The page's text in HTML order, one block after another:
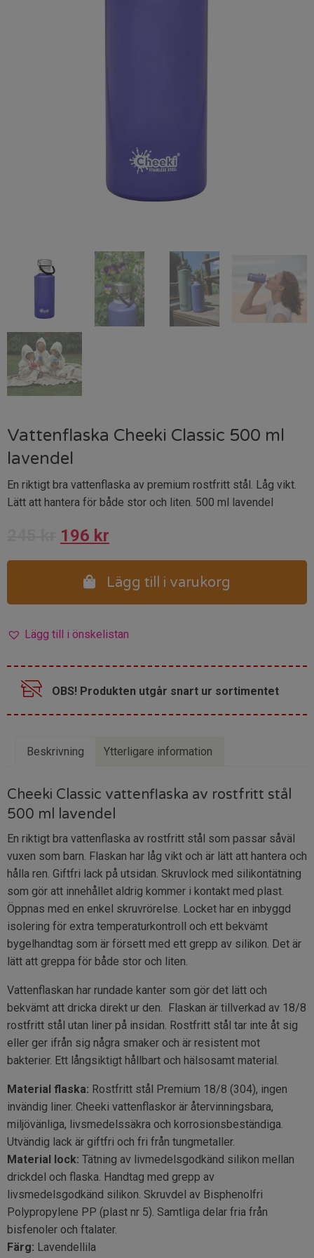
Vattenflaska Cheeki Classic 500 ml
lavendel
En riktigt bra vattenflaska av premium rostfritt stål. Låg vikt.
Lätt att hantera för både stor och liten. 500 ml lavendel
Det
ursprungliga
priset
245 kr.
196 kr
nuvarande
priset
196 kr.
Lägg till i varukorg
Lägg till i önskelistan
OBS! Produkten utgår snart ur sortimentet
Beskrivning Ytterligare information
Cheeki Classic vattenflaska av rostfritt stål
500 ml lavendel
En riktigt bra vattenflaska av rostfritt stål som passar såväl
vuxen som barn. Flaskan har låg vikt och är lätt att hantera och
hålla ren. Giftfri lack på utsidan. Skruvlock med silikontätning
som gör att innehållet aldrig kommer i kontakt med plast.
Öppnas med en enkel skruvrörelse. Locket har en inbyggd
isolering för extra temperaturkontroll och ett bekvämt
bygelhandtag som är försett med ett grepp av silikon. Det är
lätt att greppa för både stor och liten.
Vattenflaskan har rundade kanter som gör det lätt och
bekvämt att dricka direkt ur den. Flaskan är tillverkad av 18/8
rostfritt stål utan liner på insidan. Rostfritt stål tar inte åt sig
eller ger ifrån sig några smaker och är resistent mot
bakterier. Ett långsiktigt hållbart och hälsosamt material.
Material flaska: Rostfritt stål Premium 18/8 (304), ingen
invändig liner. Cheeki vattenflaskor är återvinningsbara,
miljövänliga, livsmedelssäkra och korrosionsbeständiga.
Utvändig lack är giftfri och fri från tungmetaller.
Material lock: Tätning av livmedelsgodkänd silikon mellan
drickdel och flaska. Handtag med grepp av
livsmedelsgodkänd silikon. Skruvdel av Bisphenolfri
Polypropylene PP (plast nr 5). Samtliga delar fria från
bisfenoler och ftalater.
Färg: Lavendellila